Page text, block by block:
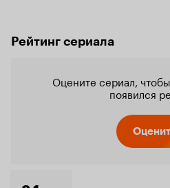
Рейтинг сериала
Оцените сериал,
появился